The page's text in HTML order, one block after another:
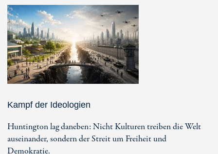
Kampf der Ideologien
Huntington lag daneben: Nicht Kulturen treiben die Welt
auseinander, sondern der Streit um Freiheit und
Demokratie.